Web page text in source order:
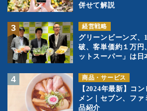
併せて解説
経営戦略
グリーンビーンズ、
破、客単価約１万円
ットスーパー」は
商品・サービス
【2024年最新】コ
メン｜セブン、フ
品紹介